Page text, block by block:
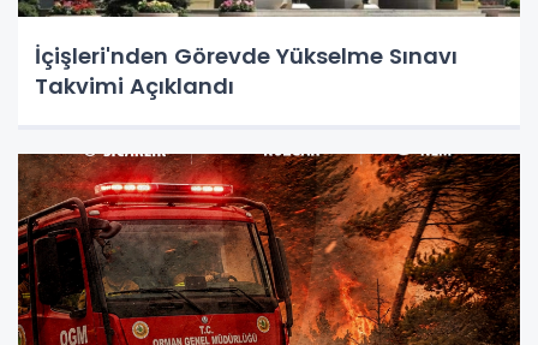
İçişleri'nden Görevde Yükselme Sınavı
Takvimi Açıklandı